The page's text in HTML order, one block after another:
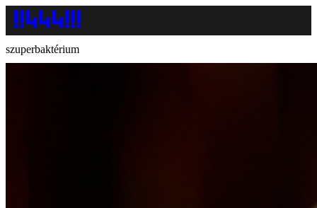
szuperbaktérium